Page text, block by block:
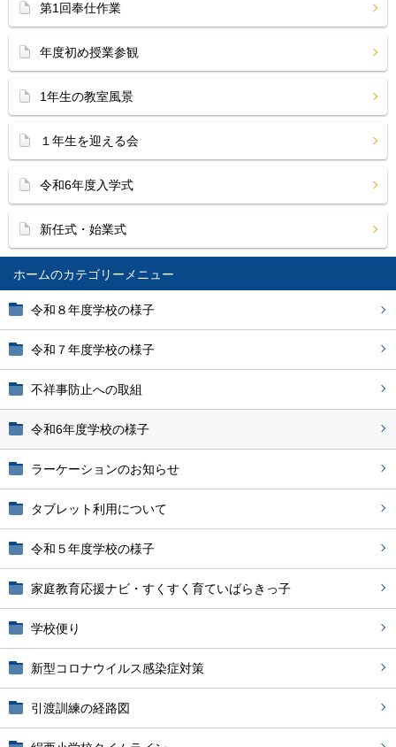
ホーム
令和８年度学校の様子
令和７年度学校の様子
不祥事防止への取組
令和6年度学校の様子
ラーケーションのお知らせ
タブレット利用について
令和５年度学校の様子
家庭教育応援ナビ・すくすく育ていばらきっ子
学校便り
新型コロナウイルス感染症対策
引渡訓練の経路図
第1回奉仕作業
年度初め授業参観
1年生の教室風景
１年生を迎える会
令和6年度入学式
新任式・始業式